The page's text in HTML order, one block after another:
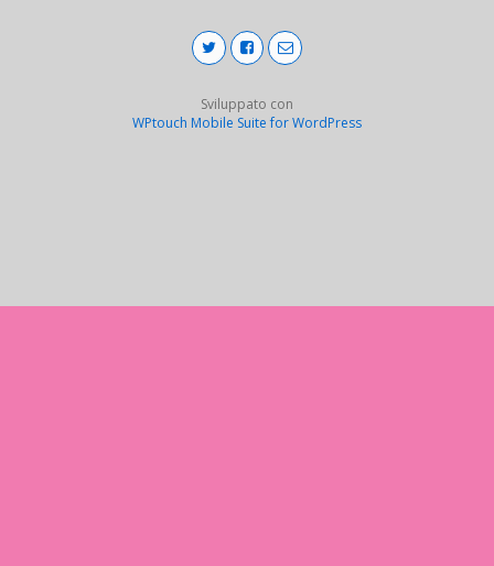
Sviluppato con
WPtouch Mobile Suite for WordPress